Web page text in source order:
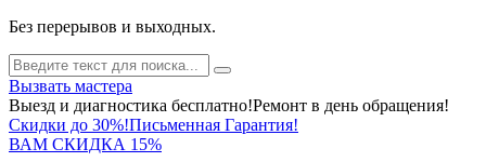
Без перерывов и выходных.
Вызвать мастера
Выезд и диагностика бесплатно!Ремонт в день обращения!
Скидки до 30%!Письменная Гарантия!
ВАМ СКИДКА 15%